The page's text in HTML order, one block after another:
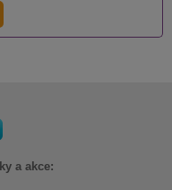
a akce: